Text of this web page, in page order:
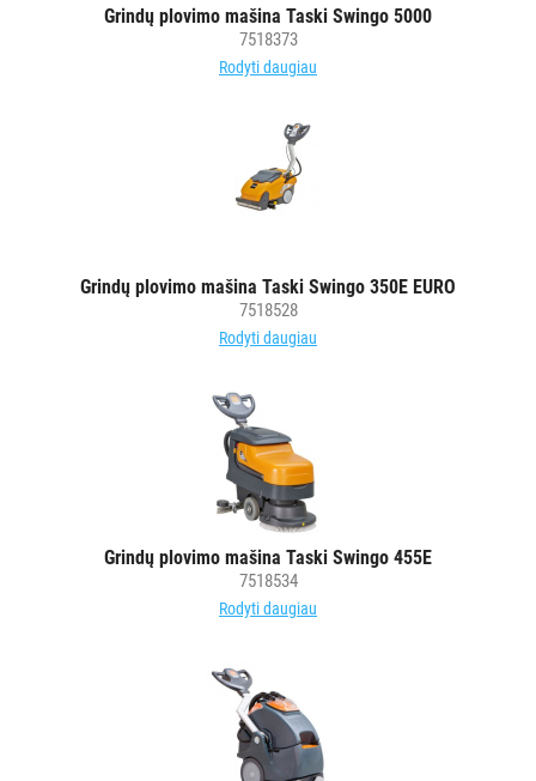
Grindų plovimo mašina Taski Swingo 5000
7518373
Rodyti daugiau
Grindų plovimo mašina Taski Swingo 350E EURO
7518528
Rodyti daugiau
Grindų plovimo mašina Taski Swingo 455E
7518534
Rodyti daugiau